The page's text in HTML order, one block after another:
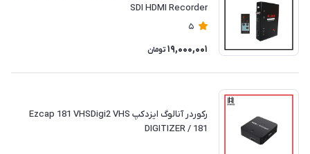
SDI HDMI Recorder
5
19,000,001 تومان
رکوردر آنالوگ ایزدکپ Ezcap 181 VHSDigi2 VHS
DIGITIZER / 181